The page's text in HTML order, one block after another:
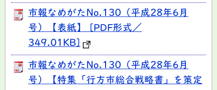
市報なめがたNo.130（平成28年6月
号）【表紙】 [PDF形式／
349.01KB]
市報なめがたNo.130（平成28年6月
号）【特集「行方市総合戦略書」を策定